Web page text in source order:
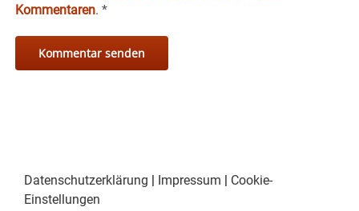
Kommentaren. *
Datenschutzerklärung | Impressum | Cookie-
Einstellungen